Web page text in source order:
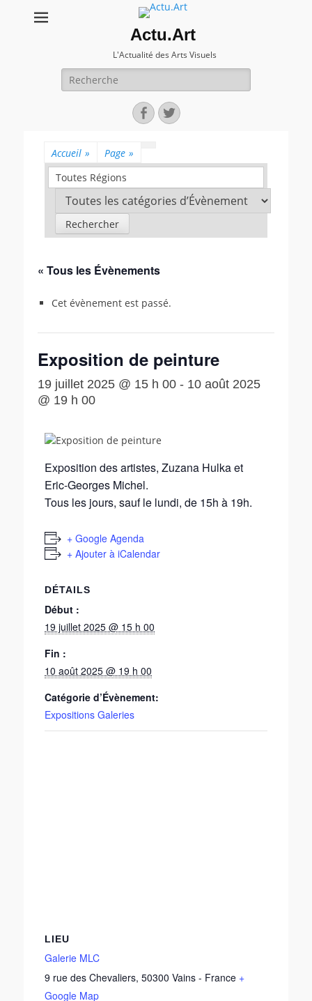
Actu.Art
L'Actualité des Arts Visuels
Recherche
pour:
Facebook
Twitter
Accueil » Page »
Toutes Régions
« Tous les Évènements
Cet évènement est passé.
Exposition de peinture
19 juillet 2025 @ 15 h 00 - 10 août 2025
@ 19 h 00
Exposition des artistes, Zuzana Hulka et
Eric-Georges Michel.
Tous les jours, sauf le lundi, de 15h à 19h.
+ Google Agenda
+ Ajouter à iCalendar
DÉTAILS
Début :
19 juillet 2025 @ 15 h 00
Fin :
10 août 2025 @ 19 h 00
Catégorie d’Évènement:
Expositions Galeries
LIEU
Galerie MLC
9 rue des Chevaliers, 50300 Vains - France +
Google Map